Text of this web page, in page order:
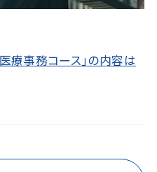
療事務コース」の内容は